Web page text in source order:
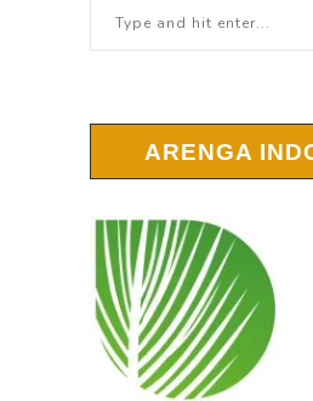
ARENGA